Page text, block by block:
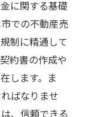
に関する基礎
での不動産売
制に精通して
約書の作成や
します。ま
ばなりませ
、信頼できる